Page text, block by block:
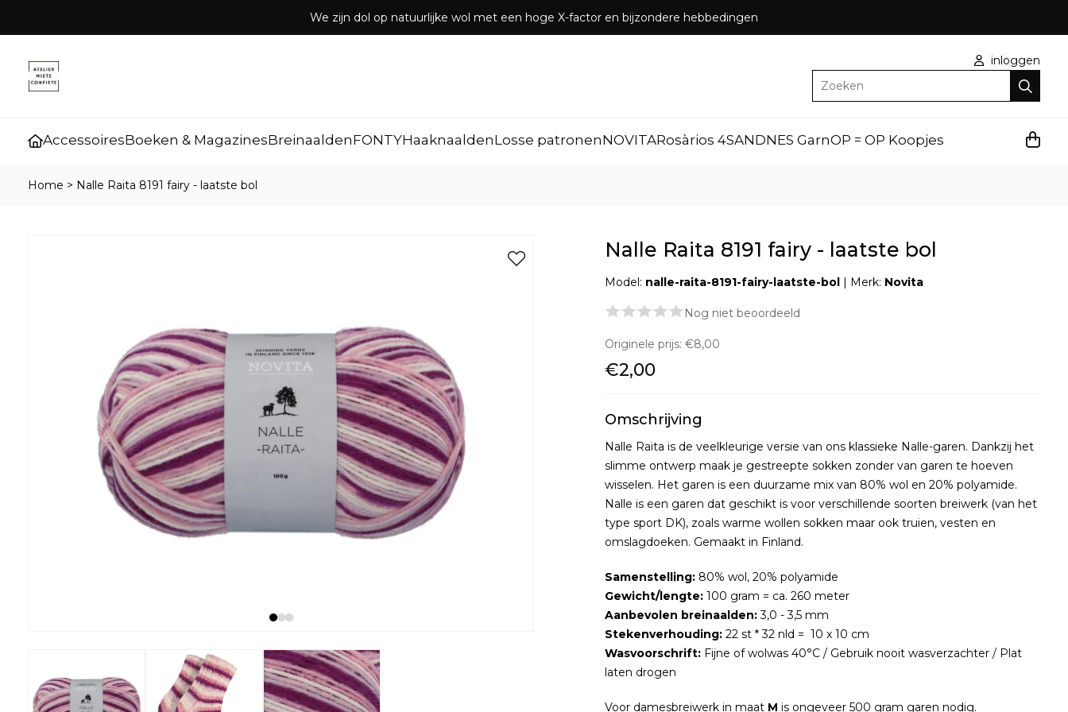
We zijn dol op natuurlijke wol met een hoge X-factor en bijzondere hebbedingen
inloggen
Zoeken
AccessoiresBoeken & MagazinesBreinaaldenFONTYHaaknaaldenLosse patronenNOVITARosàrios 4SANDNES GarnOP = OP Koopjes
Home > Nalle Raita 8191 fairy - laatste bol
Nalle Raita 8191 fairy - laatste bol
Model: nalle-raita-8191-fairy-laatste-bol | Merk: Novita
Nog niet beoordeeld
Originele prijs:€8,00
€2,00
Omschrijving
Nalle Raita is de veelkleurige versie van ons klassieke Nalle-garen. Dankzij het
slimme ontwerp maak je gestreepte sokken zonder van garen te hoeven
wisselen. Het garen is een duurzame mix van 80% wol en 20% polyamide.
Nalle is een garen dat geschikt is voor verschillende soorten breiwerk (van het
type sport DK), zoals warme wollen sokken maar ook truien, vesten en
omslagdoeken. Gemaakt in Finland.
Samenstelling: 80% wol, 20% polyamide
Gewicht/lengte: 100 gram = ca. 260 meter
Aanbevolen breinaalden:3,0 - 3,5 mm
Stekenverhouding: 22 st * 32 nld = 10 x 10 cm
Wasvoorschrift: Fijne of wolwas 40°C / Gebruik nooit wasverzachter / Plat
laten drogen
Voor damesbreiwerk in maat M is ongeveer 500 gram garen nodig.